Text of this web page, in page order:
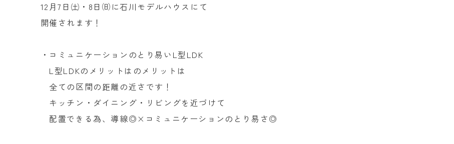
12月7日㈯・8日㈰に石川モデルハウスにて
開催されます！
・コミュニケーションのとり易いL型LDK
L型LDKのメリットはのメリットは
全ての区間の距離の近さです！
キッチン・ダイニング・リビングを近づけて
配置できる為、導線◎×コミュニケーションのとり易さ◎